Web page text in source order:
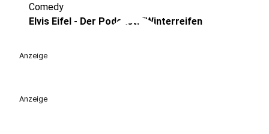
play_circle
Comedy
Elvis Eifel - Der Podcast: "Winterreifen
Anzeige
Anzeige